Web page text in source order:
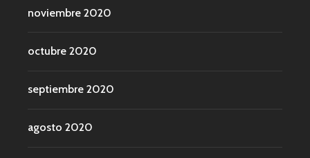
noviembre 2020
octubre 2020
septiembre 2020
agosto 2020